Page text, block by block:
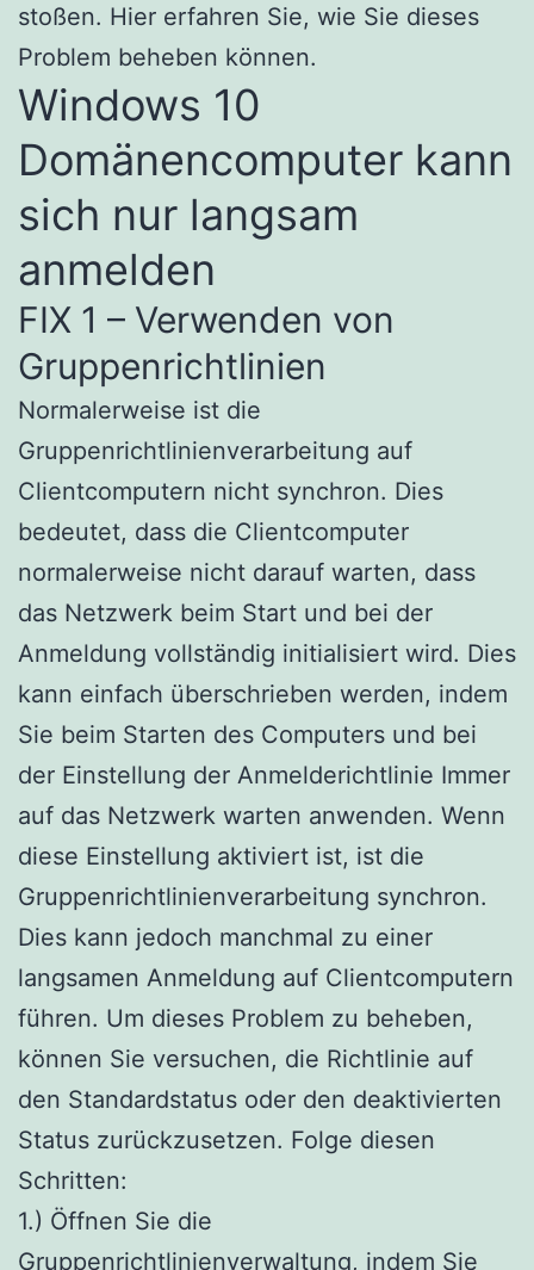
stoßen. Hier erfahren Sie, wie Sie dieses
Problem beheben können.
Windows 10
Domänencomputer kann
sich nur langsam
anmelden
FIX 1 – Verwenden von
Gruppenrichtlinien
Normalerweise ist die
Gruppenrichtlinienverarbeitung auf
Clientcomputern nicht synchron. Dies
bedeutet, dass die Clientcomputer
normalerweise nicht darauf warten, dass
das Netzwerk beim Start und bei der
Anmeldung vollständig initialisiert wird. Dies
kann einfach überschrieben werden, indem
Sie beim Starten des Computers und bei
der Einstellung der Anmelderichtlinie Immer
auf das Netzwerk warten anwenden. Wenn
diese Einstellung aktiviert ist, ist die
Gruppenrichtlinienverarbeitung synchron.
Dies kann jedoch manchmal zu einer
langsamen Anmeldung auf Clientcomputern
führen. Um dieses Problem zu beheben,
können Sie versuchen, die Richtlinie auf
den Standardstatus oder den deaktivierten
Status zurückzusetzen. Folge diesen
Schritten:
1.) Öffnen Sie die
Gruppenrichtlinienverwaltung, indem Sie